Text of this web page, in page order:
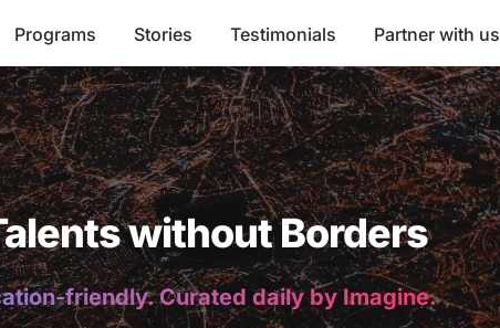
Programs Stories Testimonials Partner with us
without Borders
friendly. Curated daily by Imagine.